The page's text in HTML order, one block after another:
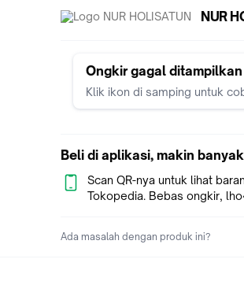
NUR
Ongkir gagal ditampilkan
Klik ikon di samping untuk
Beli di aplikasi, makin
Scan QR-nya untuk lihat
Tokopedia. Bebas ongkir,
Ada masalah dengan produk ini?